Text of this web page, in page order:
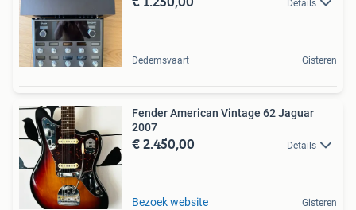
Details
Dedemsvaart Gisteren
Fender American Vintage 62 Jaguar
2007
€ 2.450,00 Details
Bezoek website Gisteren